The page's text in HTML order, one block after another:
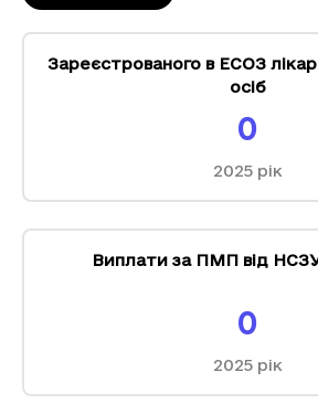
Зареєстрованого в ЕСОЗ
осіб
0
2025рік
Виплати за ПМП від
0
2025рік